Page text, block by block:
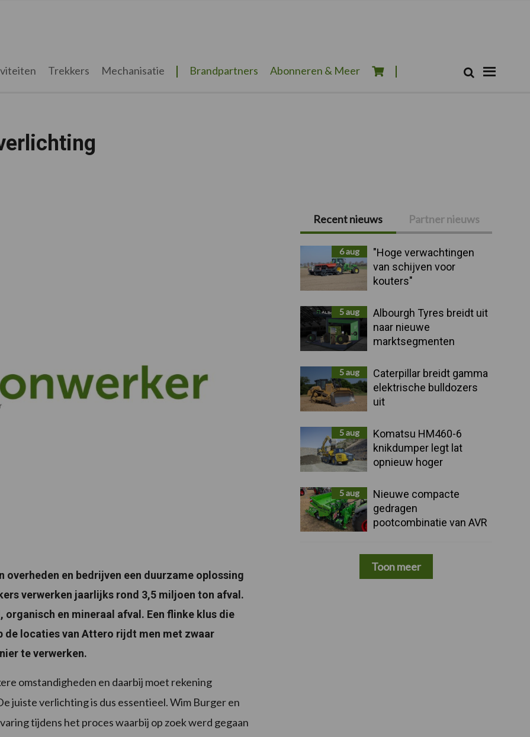
Trekkers Mechanisatie Brandpartners Abonneren & Meer Zoek
en bedrijven een duurzame oplossing
verwerken jaarlijks rond 3,5 miljoen ton afval.
en mineraal afval. Een flinke klus die
de locaties van Attero rijdt men met zwaar
te verwerken.
omstandigheden en daarbij moet rekening
juiste verlichting is dus essentieel. Wim Burger en
tijdens het proces waarbij op zoek werd gegaan
Primaire
Sidebar
Recent nieuws Partner nieuws
6 aug
"Hoge verwachtingen
van schijven voor
kouters"
5 aug
Albourgh Tyres breidt uit
naar nieuwe
marktsegmenten
5 aug
Caterpillar breidt gamma
elektrische bulldozers
uit
5 aug
Komatsu HM460-6
knikdumper legt lat
opnieuw hoger
5 aug
Nieuwe compacte
gedragen
pootcombinatie van AVR
Toon meer